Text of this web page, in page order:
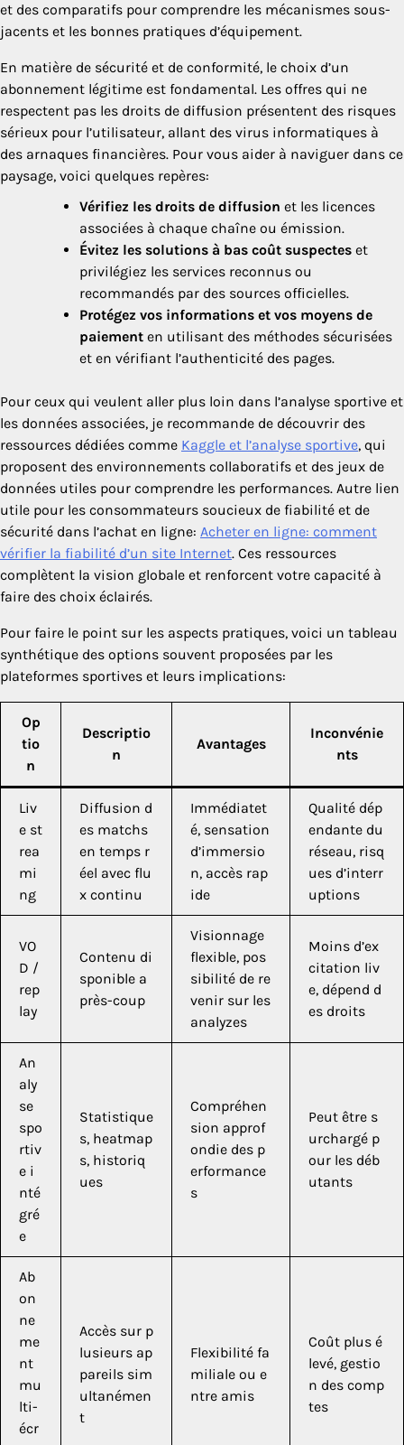
et des comparatifs pour comprendre les mécanismes sous-
jacents et les bonnes pratiques d’équipement.
En matière de sécurité et de conformité, le choix d’un
abonnement légitime est fondamental. Les offres qui ne
respectent pas les droits de diffusion présentent des risques
sérieux pour l’utilisateur, allant des virus informatiques à
des arnaques financières. Pour vous aider à naviguer dans ce
paysage, voici quelques repères:
Vérifiez les droits de diffusion et les licences
associées à chaque chaîne ou émission.
Évitez les solutions à bas coût suspectes et
privilégiez les services reconnus ou
recommandés par des sources officielles.
Protégez vos informations et vos moyens de
paiement en utilisant des méthodes sécurisées
et en vérifiant l’authenticité des pages.
Pour ceux qui veulent aller plus loin dans l’analyse sportive et
les données associées, je recommande de découvrir des
ressources dédiées comme Kaggle et l’analyse sportive, qui
proposent des environnements collaboratifs et des jeux de
données utiles pour comprendre les performances. Autre lien
utile pour les consommateurs soucieux de fiabilité et de
sécurité dans l’achat en ligne: Acheter en ligne: comment
vérifier la fiabilité d’un site Internet. Ces ressources
complètent la vision globale et renforcent votre capacité à
faire des choix éclairés.
Pour faire le point sur les aspects pratiques, voici un tableau
synthétique des options souvent proposées par les
plateformes sportives et leurs implications:
Op
tio
n
Descriptio
n
Avantages
Inconvénie
nts
Liv
e st
rea
mi
ng
Diffusion d
es matchs
en temps r
éel avec flu
x continu
Immédiatet
é, sensation
d’immersio
n, accès rap
ide
Qualité dép
endante du
réseau, risq
ues d’interr
uptions
VO
D /
rep
lay
Contenu di
sponible a
près-coup
Visionnage
flexible, pos
sibilité de re
venir sur les
analyzes
Moins d’ex
citation liv
e, dépend d
es droits
An
aly
se
spo
rtiv
e i
nté
gré
e
Statistique
s, heatmap
s, historiq
ues
Compréhen
sion approf
ondie des p
erformance
s
Peut être s
urchargé p
our les déb
utants
Ab
on
ne
me
nt
mu
lti-
écr
Accès sur p
lusieurs ap
pareils sim
ultanémen
t
Flexibilité fa
miliale ou e
ntre amis
Coût plus é
levé, gestio
n des comp
tes